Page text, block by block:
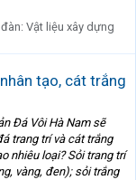
Vật liệu xây dựng
tạo, cát trắng
Đá Vôi Hà Nam sẽ
trang trí và cát trắng
nhiêu loại? Sỏi trang trí
vàng, đen); sỏi trắng